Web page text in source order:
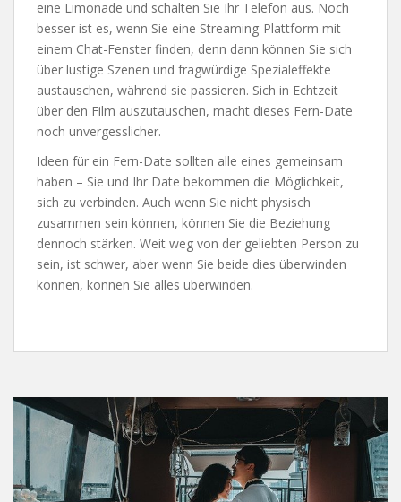
eine Limonade und schalten Sie Ihr Telefon aus. Noch
besser ist es, wenn Sie eine Streaming-Plattform mit
einem Chat-Fenster finden, denn dann können Sie sich
über lustige Szenen und fragwürdige Spezialeffekte
austauschen, während sie passieren. Sich in Echtzeit
über den Film auszutauschen, macht dieses Fern-Date
noch unvergesslicher.
Ideen für ein Fern-Date sollten alle eines gemeinsam
haben – Sie und Ihr Date bekommen die Möglichkeit,
sich zu verbinden. Auch wenn Sie nicht physisch
zusammen sein können, können Sie die Beziehung
dennoch stärken. Weit weg von der geliebten Person zu
sein, ist schwer, aber wenn Sie beide dies überwinden
können, können Sie alles überwinden.